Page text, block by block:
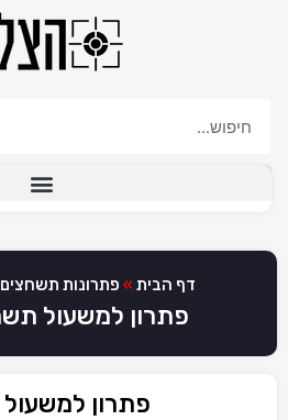
דף הבית » פתרונות תשחצים
פתרון למשעול
פתרון